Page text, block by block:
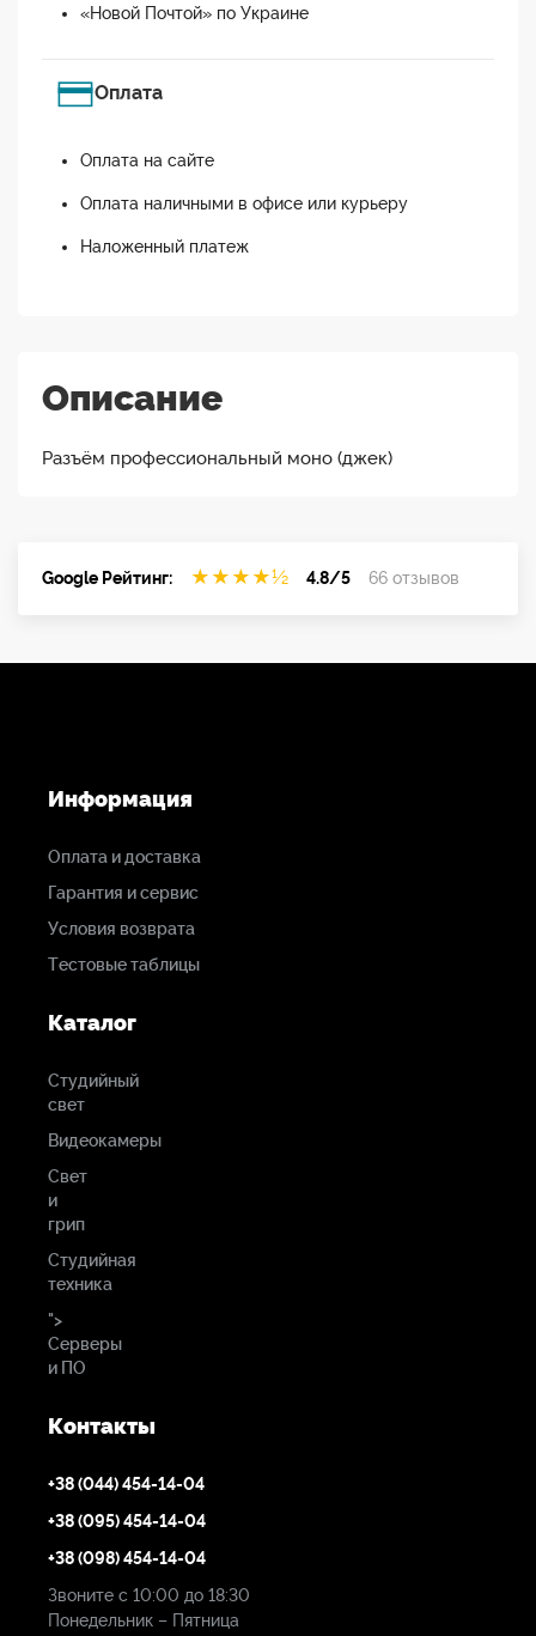
«Новой Почтой» по Украине
Оплата
Оплата на сайте
Оплата наличными в офисе или курьеру
Наложенный платеж
Описание
Разъём профессиональный моно (джек)
Google Рейтинг: ★ ★ ★ ★½ 4.8/5 66 отзывов
Информация
Оплата и доставка
Гарантия и сервис
Условия возврата
Тестовые таблицы
Каталог
Студийный
свет
Видеокамеры
Свет
и
грип
Студийная
техника
">
Серверы
и ПО
Контакты
+38 (044) 454-14-04
+38 (095) 454-14-04
+38 (098) 454-14-04
Звоните с 10:00 до 18:30
Понедельник – Пятница